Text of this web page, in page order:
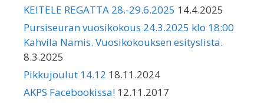
KEITELE REGATTA 28.-29.6.2025 14.4.2025
Pursiseuran vuosikokous 24.3.2025 klo 18:00
Kahvila Namis. Vuosikokouksen esityslista.
8.3.2025
Pikkujoulut 14.12 18.11.2024
AKPS Facebookissa! 12.11.2017